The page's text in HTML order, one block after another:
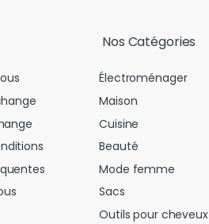
Nos Catégories
Électroménager
Maison
Cuisine
Beauté
Mode femme
Sacs
Outils pour cheveux